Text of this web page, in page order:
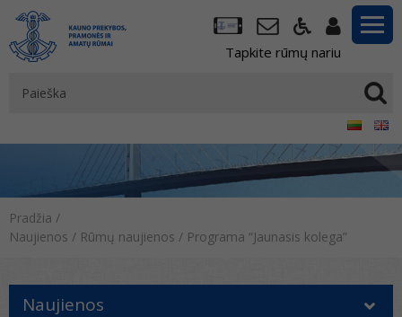
Tapkite rūmų nariu
Pradžia /
Naujienos / Rūmų naujienos / Programa “Jaunasis kolega”
Naujienos